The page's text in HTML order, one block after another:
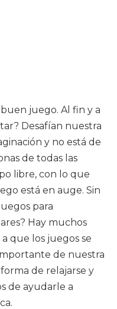
juego. Al fin y a
Desafían nuestra
y no está de
de todas las
libre, con lo que
está en auge. Sin
para
Hay muchos
que los juegos se
de nuestra
de relajarse y
de ayudarle a